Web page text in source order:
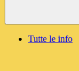
Tutte le info